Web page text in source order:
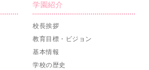
学園紹介
校長挨拶
教育目標・ビジョン
基本情報
学校の歴史